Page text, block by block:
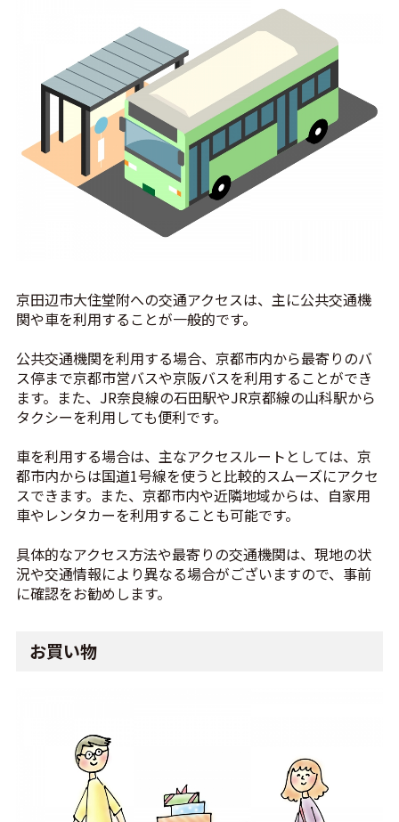
京田辺市大住堂附への交通アクセスは、主に公共交通機
関や車を利用することが一般的です。
公共交通機関を利用する場合、京都市内から最寄りのバ
ス停まで京都市営バスや京阪バスを利用することができ
ます。また、JR奈良線の石田駅やJR京都線の山科駅から
タクシーを利用しても便利です。
車を利用する場合は、主なアクセスルートとしては、京
都市内からは国道1号線を使うと比較的スムーズにアクセ
スできます。また、京都市内や近隣地域からは、自家用
車やレンタカーを利用することも可能です。
具体的なアクセス方法や最寄りの交通機関は、現地の状
況や交通情報により異なる場合がございますので、事前
に確認をお勧めします。
お買い物